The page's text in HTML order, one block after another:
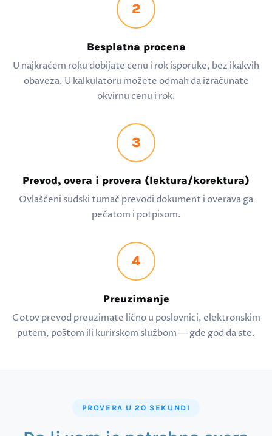
2
Besplatna procena
U najkraćem roku dobijate cenu i rok isporuke, bez ikakvih
obaveza. U kalkulatoru možete odmah da izračunate
okvirnu cenu i rok.
3
Prevod, overa i provera (lektura/korektura)
Ovlašćeni sudski tumač prevodi dokument i overava ga
pečatom i potpisom.
4
Preuzimanje
Gotov prevod preuzimate lično u poslovnici, elektronskim
putem, poštom ili kurirskom službom — gde god da ste.
PROVERA U 20 SEKUNDI